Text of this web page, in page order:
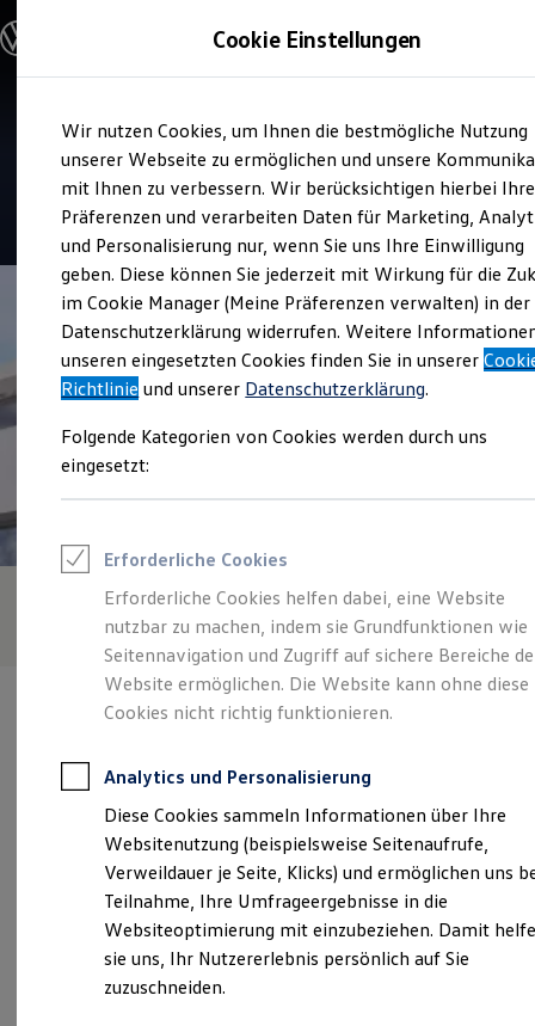
Hauptinhalt
springen
Footer
springen
Modelle und Konfigurator
Modelle vergleichen
Elektroautos
ENERGY Sondermodelle
Nutzfahrzeuge
SUV und CUV
Familienautos
Kombis
Kompaktwagen
Sportwagen
Schnell verfügbare Fahrzeuge
Angebote und Produkte
Aktuelle Angebote
E-Auto-Förderung
Volkswagen Marktplatz
Junge Gebrauchtwagen und Gebrauchtwagen
Volkswagen Zertifizierte Gebrauchtwagen
Zubehör- und Serviceangebote
Leasing
Leasing-Angebote
Gebrauchtwagen Leasing
Junge Gebrauchtwagen-Leasing
Elektroauto Leasing
Kleinwagen-Leasing
Leasing ohne Anzahlung
Finanzierung
Kfz-Versicherung
Restschuldversicherungen
Garantien
Wartungsverträge
Geschäftskunden
Professional Class bei Volkswagen
Großkunden
Behörden
Direktkunden
Sonderfahrzeuge
Anpfiff zum Gewinn
Service
Autohaus Maurer
4.8| 471 Bewertungen
Verantwortlich für die Inhalte auf dieser Seite ist die Autohaus
Maurer GmbH (Impressum & Rechtliches)
Gottlieb-Binder-Str. 12, 71088 Holzgerlingen
Cookie Einstellungen
Wir nutzen Cookies, um Ihnen die bestmögliche Nutzung
unserer Webseite zu ermöglichen und unsere
mit Ihnen zu verbessern. Wir berücksichtigen hierbei Ihre
Präferenzen und verarbeiten Daten für Marketing,
und Personalisierung nur, wenn Sie uns Ihre Einwilligung
geben. Diese können Sie jederzeit mit Wirkung für die
im Cookie Manager (Meine Präferenzen verwalten) in der
Datenschutzerklärung widerrufen. Weitere
unseren eingesetzten Cookies finden Sie in unserer
Richtlinie und unserer Datenschutzerklärung.
Folgende Kategorien von Cookies werden durch uns
eingesetzt:
Erforderliche Cookies
Erforderliche Cookies helfen dabei, eine Website
nutzbar zu machen, indem sie Grundfunktionen wie
Seitennavigation und Zugriff auf sichere Bereiche
Website ermöglichen. Die Website kann ohne diese
Cookies nicht richtig funktionieren.
Analytics und Personalisierung
Diese Cookies sammeln Informationen über Ihre
Websitenutzung (beispielsweise Seitenaufrufe,
Verweildauer je Seite, Klicks) und ermöglichen uns
Teilnahme, Ihre Umfrageergebnisse in die
Websiteoptimierung mit einzubeziehen. Damit
sie uns, Ihr Nutzererlebnis persönlich auf Sie
zuzuschneiden.